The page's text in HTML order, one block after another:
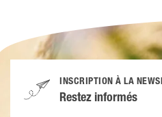
INSCRIPTION À LA
Restez informés